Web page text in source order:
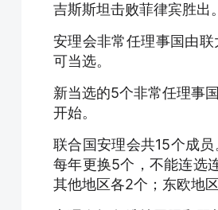
吉斯斯坦击败菲律宾胜出
安理会非常任理事国由
可当选。
新当选的5个非常任理事
开始。
联合国安理会共15个成
每年更换5个，不能连选
其他地区各2个；东欧地区